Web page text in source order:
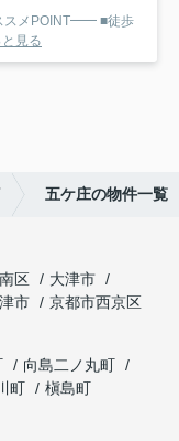
と見る
五ケ庄の物件一覧
区
大津市
市
京都市西京区
向島二ノ丸町
町
槇島町